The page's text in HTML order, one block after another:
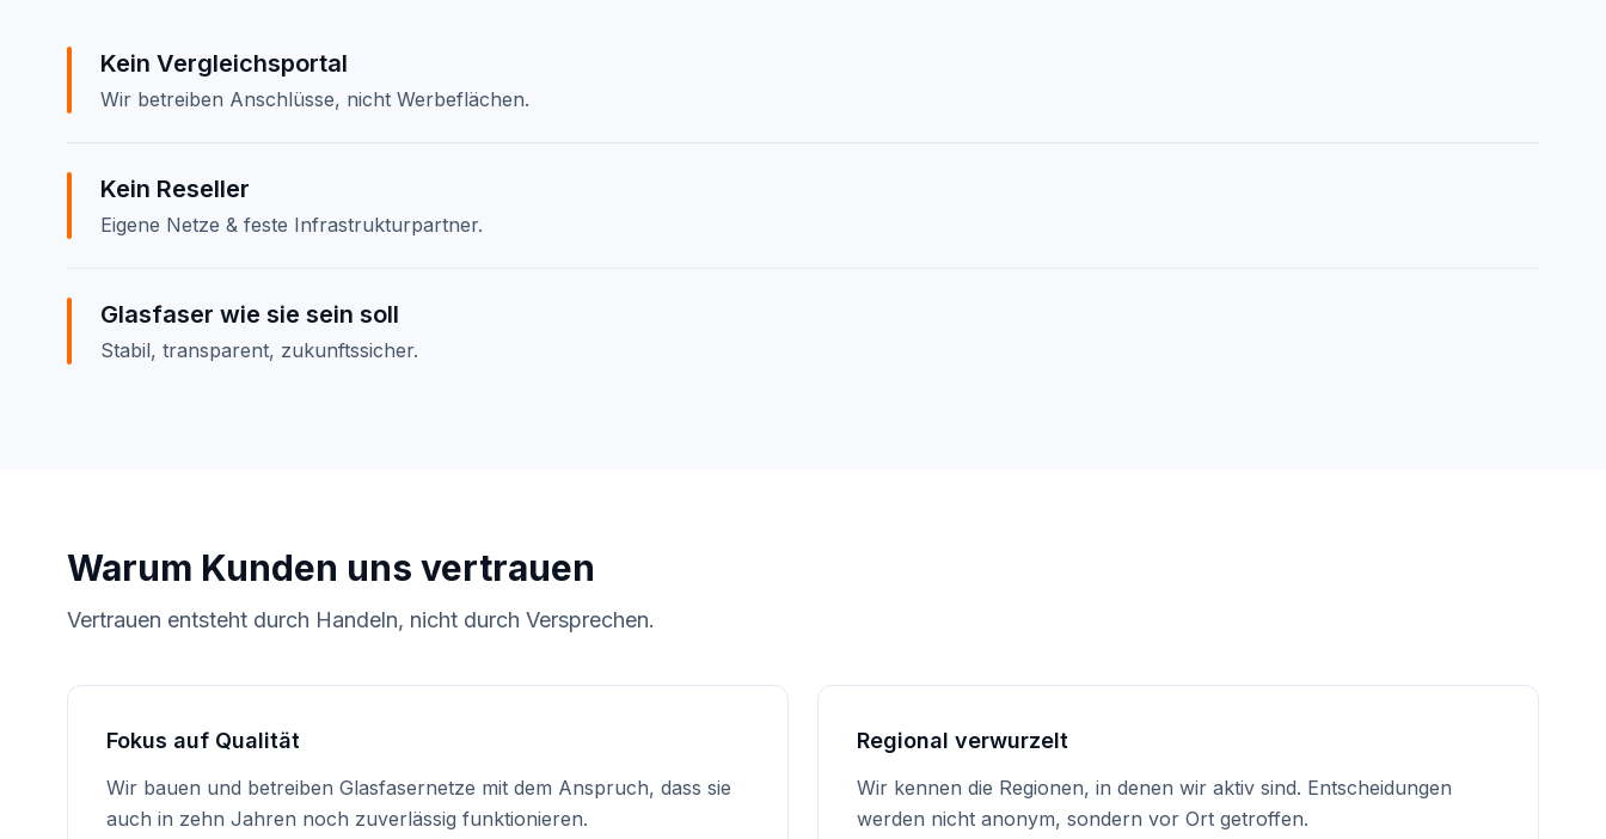
Kein Vergleichsportal
Wir betreiben Anschlüsse, nicht Werbeflächen.
Kein Reseller
Eigene Netze & feste Infrastrukturpartner.
Glasfaser wie sie sein soll
Stabil, transparent, zukunftssicher.
Warum Kunden uns vertrauen
Vertrauen entsteht durch Handeln, nicht durch Versprechen.
Fokus auf Qualität
Wir bauen und betreiben Glasfasernetze mit dem Anspruch, dass sie
auch in zehn Jahren noch zuverlässig funktionieren.
Regional verwurzelt
Wir kennen die Regionen, in denen wir aktiv sind. Entscheidungen
werden nicht anonym, sondern vor Ort getroffen.